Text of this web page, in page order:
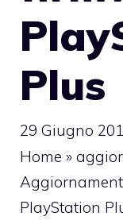
Plus
29 Giugno
Home »
PlayStation